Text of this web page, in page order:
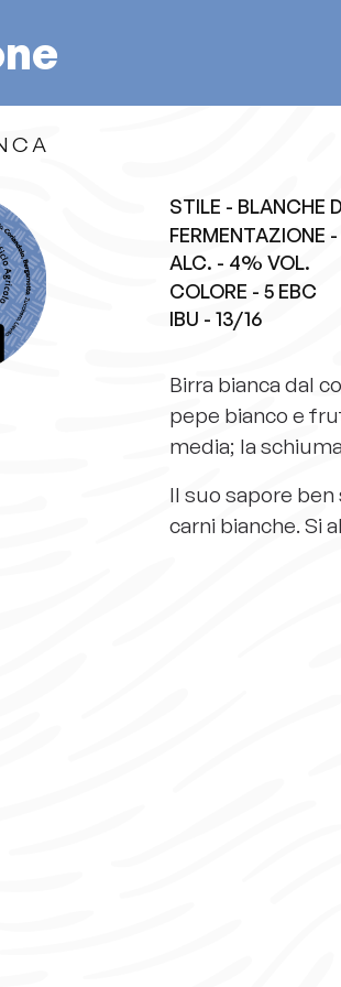
STILE - BLANCHE
FERMENTAZIONE
ALC. - 4% VOL.
COLORE - 5 EBC
IBU - 13/16
Birra bianca dal
pepe bianco e
media; la
Il suo sapore
carni bianche. Si